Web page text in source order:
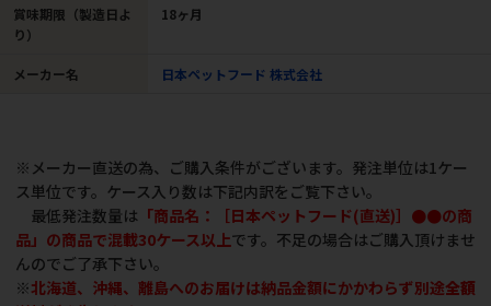
賞味期限（製造日よ
り）
18ヶ月
メーカー名 日本ペットフード 株式会社
※メーカー直送の為、ご購入条件がございます。発注単位は1ケー
ス単位です。ケース入り数は下記内訳をご覧下さい。
最低発注数量は 「商品名：［日本ペットフード(直送)］●●の商
品」の商品で混載30ケース以上です。不足の場合はご購入頂けませ
んのでご了承下さい。
※北海道、沖縄、離島へのお届けは納品金額にかかわらず別途全額